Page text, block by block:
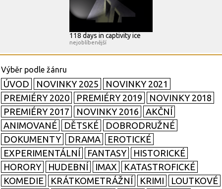
118 days in captivity ice
nejoblíbenější
ÚVOD NOVINKY 2025
NOVINKY 2021
PREMIÉRY 2020
PREMIÉRY 2019
NOVINKY 2018
PREMIÉRY 2017
NOVINKY 2016
AKČNÍ
ANIMOVANÉ
DĚTSKÉ
DOBRODRUŽNÉ
DOKUMENTY
DRAMA
EROTICKÉ
EXPERIMENTÁLNÍ
FANTASY
HISTORICKÉ
HORORY
HUDEBNÍ IMAX
KATASTROFICKÉ
KOMEDIE
KRÁTKOMETRÁŽNÍ KRIMI
LOUTKOVÉ